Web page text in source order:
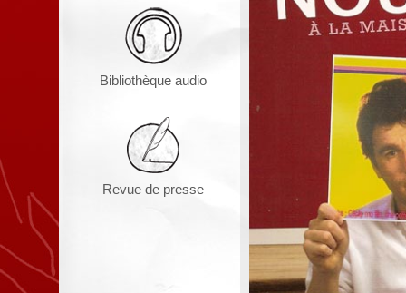
Bibliothèque audio
Revue de presse